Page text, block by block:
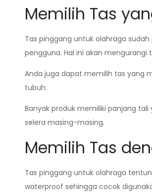
Memilih Tas
Tas pinggang untuk olahraga
pengguna. Hal ini akan
Anda juga dapat memilih tas yang
tubuh.
Banyak produk memiliki panjang
selera masing-masing.
Memilih Tas
Tas pinggang untuk olahraga
waterproof sehingga cocok